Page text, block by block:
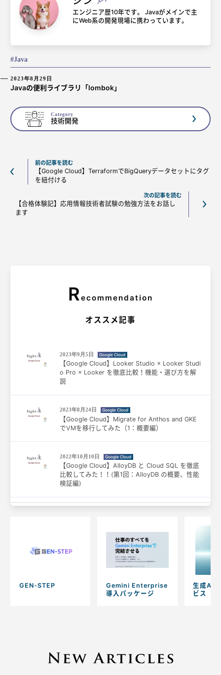
エンジニア歴10年です。 Javaがメインで主
にWeb系の開発現場に携わっています。
Java
2023年8月29日
Javaの便利ライブラリ「lombok」
Category
技術開発
前の記事を読む
【Google Cloud】TerraformでBigQueryデータセットにタグ
を紐付ける
次の記事を読む
【合格体験記】応用情報技術者試験の勉強方法をお話し
ます
Recommendation
オススメ記事
2023年9月5日 Google Cloud
【Google Cloud】Looker Studio × Looker Studi
o Pro × Looker を徹底比較！機能・選び方を解
説
2023年8月24日 Google Cloud
【Google Cloud】Migrate for Anthos and GKE
でVMを移行してみた（1：概要編）
2022年10月10日 Google Cloud
【Google Cloud】AlloyDB と Cloud SQL を徹底
比較してみた！！(第1回：AlloyDB の概要、性能
検証編)
GEN-STEP
Gemini Enterprise
導入パッケージ
生成AI
ビス